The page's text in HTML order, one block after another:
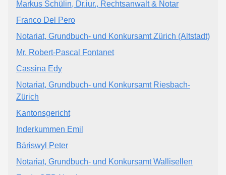
Markus Schülin, Dr.iur., Rechtsanwalt & Notar
Franco Del Pero
Notariat, Grundbuch- und Konkursamt Zürich (Altstadt)
Mr. Robert-Pascal Fontanet
Cassina Edy
Notariat, Grundbuch- und Konkursamt Riesbach-
Zürich
Kantonsgericht
Inderkummen Emil
Bäriswyl Peter
Notariat, Grundbuch- und Konkursamt Wallisellen